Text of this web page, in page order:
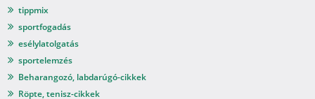
tippmix
sportfogadás
esélylatolgatás
sportelemzés
Beharangozó, labdarúgó-cikkek
Röpte, tenisz-cikkek